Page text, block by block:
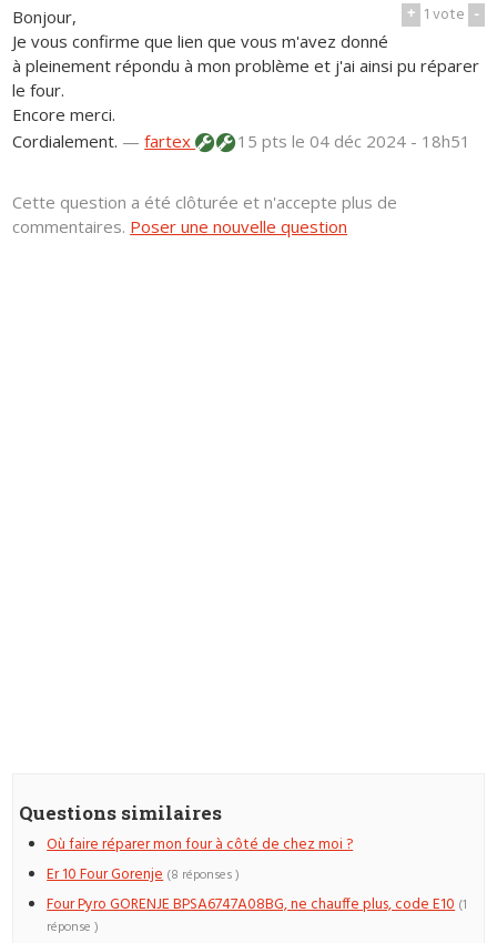
+ 1vote -
Bonjour,
Je vous confirme que lien que vous m'avez donné
à pleinement répondu à mon problème et j'ai ainsi pu réparer
le four.
Encore merci.
Cordialement. —fartex 15 ptsle 04 déc 2024 - 18h51
Cette question a été clôturée et n'accepte plus de
commentaires. Poser une nouvelle question
Questions similaires
Où faire réparer mon four à côté de chez moi ?
Er 10 Four Gorenje (8 réponses )
Four Pyro GORENJE BPSA6747A08BG, ne chauffe plus, code E10 (1
réponse )